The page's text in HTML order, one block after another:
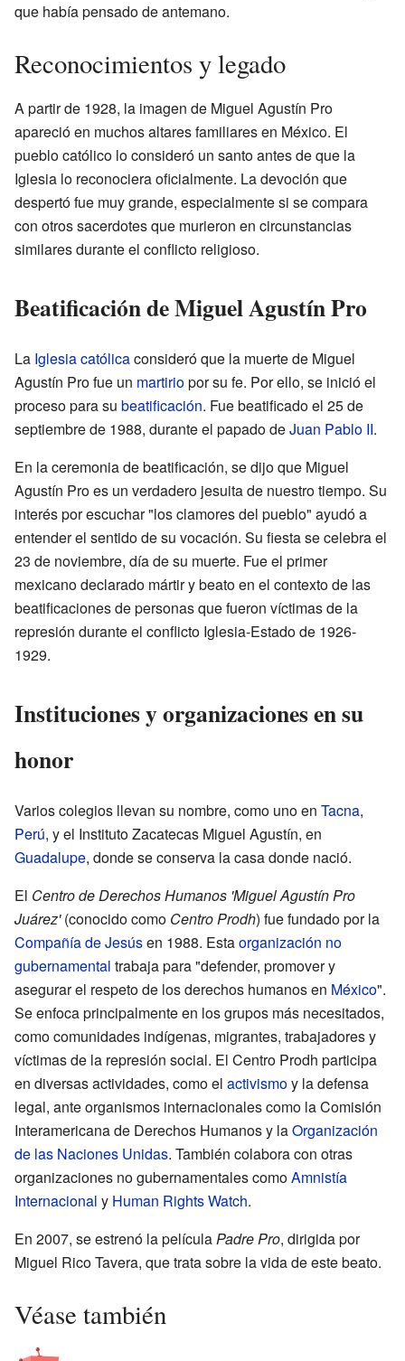
que había pensado de antemano.
Reconocimientos y legado
A partir de 1928, la imagen de Miguel Agustín Pro
apareció en muchos altares familiares en México. El
pueblo católico lo consideró un santo antes de que la
Iglesia lo reconociera oficialmente. La devoción que
despertó fue muy grande, especialmente si se compara
con otros sacerdotes que murieron en circunstancias
similares durante el conflicto religioso.
Beatificación de Miguel Agustín Pro
La Iglesia católicaconsideró que la muerte de Miguel
Agustín Pro fue un martiriopor su fe. Por ello, se inició el
proceso para su beatificación. Fue beatificado el 25 de
septiembre de 1988, durante el papado deJuan Pablo II.
En la ceremonia de beatificación, se dijo que Miguel
Agustín Pro es un verdadero jesuita de nuestro tiempo. Su
interés por escuchar "los clamores del pueblo" ayudó a
entender el sentido de su vocación. Su fiesta se celebra el
23 de noviembre, día de su muerte. Fue el primer
mexicano declarado mártir y beato en el contexto de las
beatificaciones de personas que fueron víctimas de la
represión durante el conflicto Iglesia-Estado de 1926-
1929.
Instituciones y organizaciones en su
honor
Varios colegios llevan su nombre, como uno en Tacna,
Perú, y el Instituto Zacatecas Miguel Agustín, en
Guadalupe, donde se conserva la casa donde nació.
El Centro de Derechos Humanos 'Miguel Agustín Pro
Juárez'(conocido como Centro Prodh) fue fundado por la
Compañía de Jesúsen 1988. Estaorganización no
gubernamental trabaja para "defender, promover y
asegurar el respeto de los derechos humanos en México".
Se enfoca principalmente en los grupos más necesitados,
como comunidades indígenas, migrantes, trabajadores y
víctimas de la represión social. El Centro Prodh participa
en diversas actividades, como el activismoy la defensa
legal, ante organismos internacionales como la Comisión
Interamericana de Derechos Humanos y laOrganización
de las Naciones Unidas. También colabora con otras
organizaciones no gubernamentales comoAmnistía
Internacional y Human Rights Watch.
En 2007, se estrenó la películaPadre Pro, dirigida por
Miguel Rico Tavera, que trata sobre la vida de este beato.
Véase también